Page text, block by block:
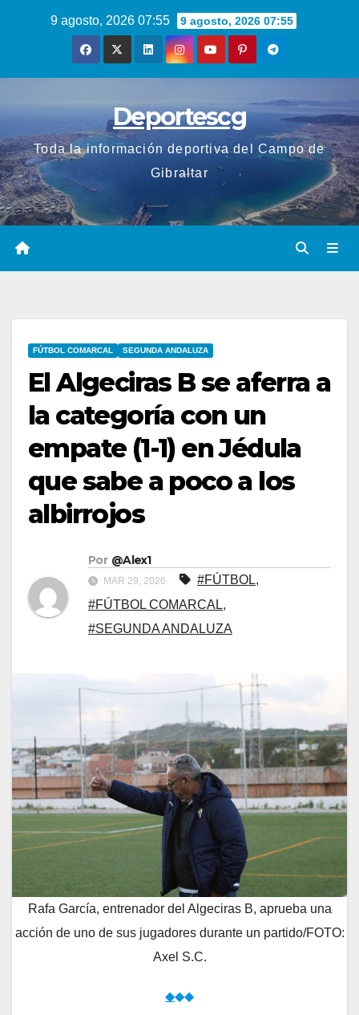
9 agosto, 2026 07:55 9 agosto, 2026 07:55
Deportescg
Toda la información deportiva del Campo de
Gibraltar
FÚTBOL COMARCAL SEGUNDA ANDALUZA
El Algeciras B se aferra a
la categoría con un
empate (1-1) en Jédula
que sabe a poco a los
albirrojos
Por @Alex1
MAR 29, 2026 #FÚTBOL,
#FÚTBOL COMARCAL,
#SEGUNDA ANDALUZA
Rafa García, entrenador del Algeciras B, aprueba una
acción de uno de sus jugadores durante un partido/FOTO:
Axel S.C.
◆◆◆